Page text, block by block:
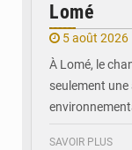
Lomé
5 août 2026
À Lomé, le
seulement
SAVOIR PLUS